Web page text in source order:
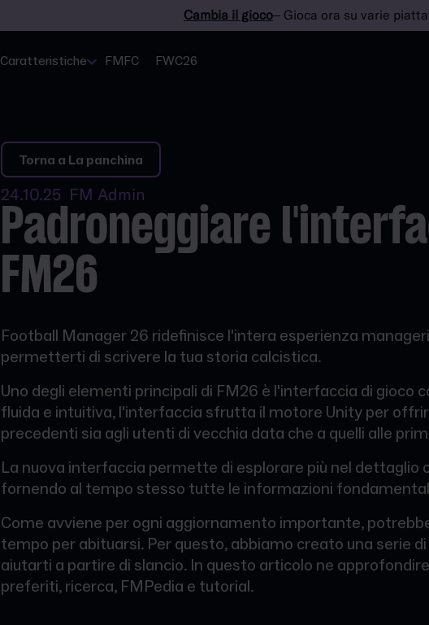
Cambia il gioco– Gioca ora su varie
Caratteristiche FMFC FWC26
Torna a La panchina
24.10.25 FM Admin
Padroneggiare
FM26
Football Manager 26 ridefinisce l'intera esperienza
permetterti di scrivere la tua storia calcistica.
Uno degli elementi principali di FM26 è l'interfaccia di gioco
fluida e intuitiva, l'interfaccia sfrutta il motore Unity per
precedenti sia agli utenti di vecchia data che a quelli alle
La nuova interfaccia permette di esplorare più nel dettaglio
fornendo al tempo stesso tutte le informazioni
Come avviene per ogni aggiornamento importante,
tempo per abituarsi. Per questo, abbiamo creato una serie
aiutarti a partire di slancio. In questo articolo ne
preferiti, ricerca, FMPedia e tutorial.